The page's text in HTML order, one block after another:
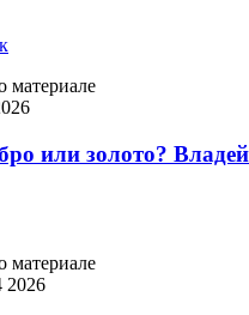
материале
или золото?
материале
2026